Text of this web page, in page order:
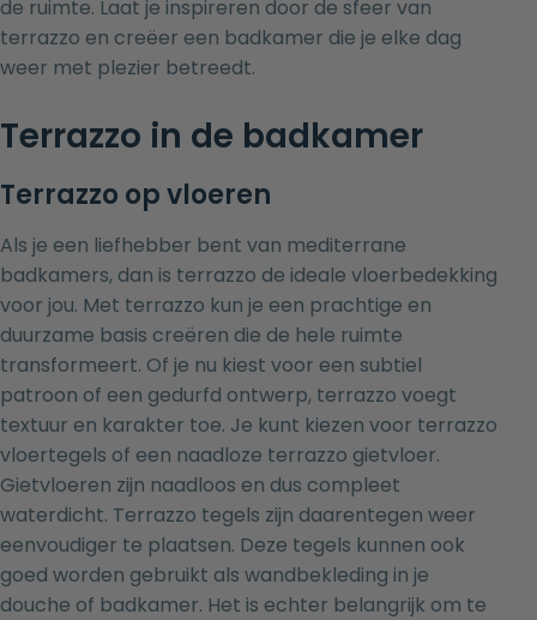
de ruimte. Laat je inspireren door de sfeer van
terrazzo en creëer een badkamer die je elke dag
weer met plezier betreedt.
Terrazzo in de badkamer
Terrazzo op vloeren
Als je een liefhebber bent van mediterrane
badkamers, dan is terrazzo de ideale vloerbedekking
voor jou. Met terrazzo kun je een prachtige en
duurzame basis creëren die de hele ruimte
transformeert. Of je nu kiest voor een subtiel
patroon of een gedurfd ontwerp, terrazzo voegt
textuur en karakter toe. Je kunt kiezen voor terrazzo
vloertegels of een naadloze terrazzo gietvloer.
Gietvloeren zijn naadloos en dus compleet
waterdicht. Terrazzo tegels zijn daarentegen weer
eenvoudiger te plaatsen. Deze tegels kunnen ook
goed worden gebruikt als wandbekleding in je
douche of badkamer. Het is echter belangrijk om te